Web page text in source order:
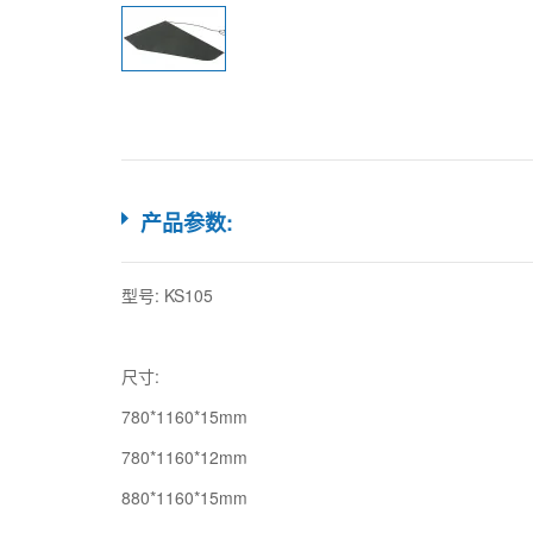
产品参数:
型号: KS105
尺寸:
780*1160*15mm
780*1160*12mm
880*1160*15mm